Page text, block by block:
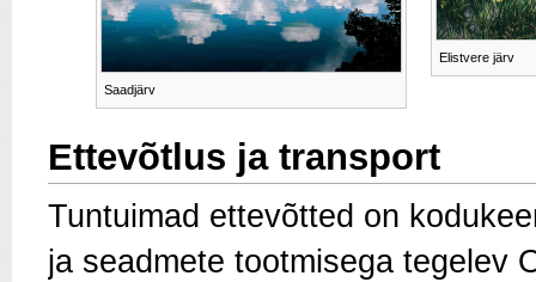
Saadjärv
Elistvere järv
Ettevõtlus ja transport
Tuntuimad ettevõtted on
ja seadmete tootmisega tegelev